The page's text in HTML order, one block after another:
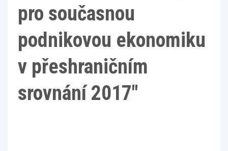
pro současnou
podnikovou ekonomiku
v přeshraničním
srovnání 2017"